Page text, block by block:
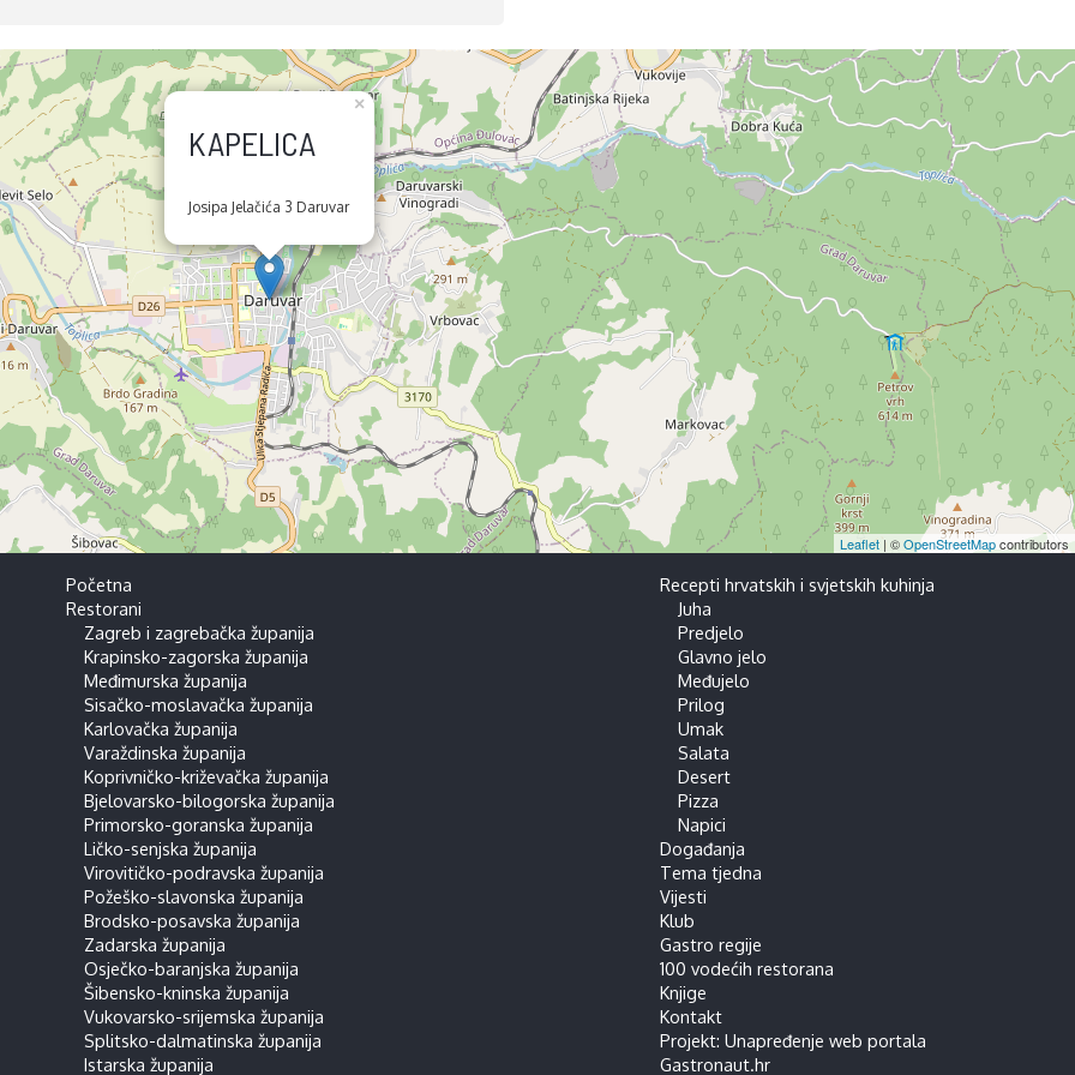
KAPELICA
Josipa Jelačića 3 Daruvar
×
Leaflet | ©OpenStreetMapcontributors
Početna
Restorani
Zagreb i zagrebačka županija
Krapinsko-zagorska županija
Međimurska županija
Sisačko-moslavačka županija
Karlovačka županija
Varaždinska županija
Koprivničko-križevačka županija
Bjelovarsko-bilogorska županija
Primorsko-goranska županija
Ličko-senjska županija
Virovitičko-podravska županija
Požeško-slavonska županija
Brodsko-posavska županija
Zadarska županija
Osječko-baranjska županija
Šibensko-kninska županija
Vukovarsko-srijemska županija
Splitsko-dalmatinska županija
Istarska županija
Recepti hrvatskih i svjetskih kuhinja
Juha
Predjelo
Glavno jelo
Međujelo
Prilog
Umak
Salata
Desert
Pizza
Napici
Događanja
Tema tjedna
Vijesti
Klub
Gastro regije
100 vodećih restorana
Knjige
Kontakt
Projekt: Unapređenje web portala
Gastronaut.hr